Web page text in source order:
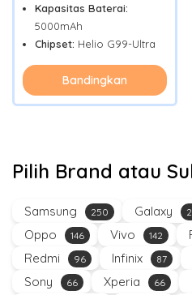
Kapasitas Baterai:
5000mAh
Chipset: Helio G99-Ultra
Bandingkan
Pilih Brand atau
Samsung 250 Galaxy
Oppo 146 Vivo 142
Redmi 96 Infinix 87
Sony 66 Xperia 66